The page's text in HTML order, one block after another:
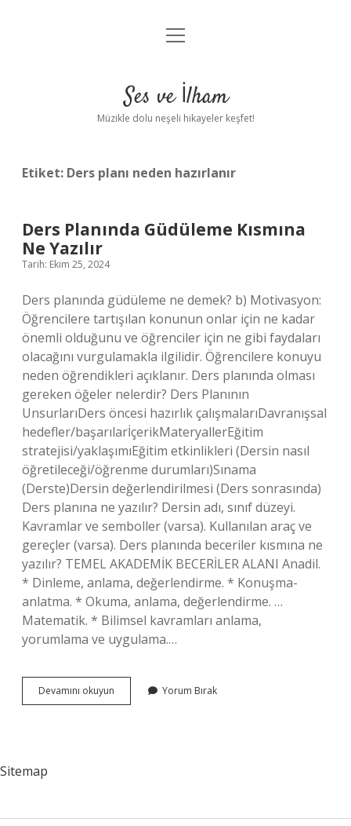
Anasayfa
Yasal Uyarı
menüyü
Ses ve İlham
Müzikle dolu neşeli hikayeler keşfet!
Etiket: Ders planı neden hazırlanır
Ders Planında Güdüleme Kısmına
Ne Yazılır
Tarih: Ekim 25, 2024
Ders planında güdüleme ne demek? b) Motivasyon:
Öğrencilere tartışılan konunun onlar için ne kadar
önemli olduğunu ve öğrenciler için ne gibi faydaları
olacağını vurgulamakla ilgilidir. Öğrencilere konuyu
neden öğrendikleri açıklanır. Ders planında olması
gereken öğeler nelerdir? Ders Planının
UnsurlarıDers öncesi hazırlık çalışmalarıDavranışsal
hedefler/başarılarİçerikMateryallerEğitim
stratejisi/yaklaşımıEğitim etkinlikleri (Dersin nasıl
öğretileceği/öğrenme durumları)Sınama
(Derste)Dersin değerlendirilmesi (Ders sonrasında)
Ders planına ne yazılır? Dersin adı, sınıf düzeyi.
Kavramlar ve semboller (varsa). Kullanılan araç ve
gereçler (varsa). Ders planında beceriler kısmına ne
yazılır? TEMEL AKADEMİK BECERİLER ALANI Anadil.
* Dinleme, anlama, değerlendirme. * Konuşma-
anlatma. * Okuma, anlama, değerlendirme. …
Matematik. * Bilimsel kavramları anlama,
yorumlama ve uygulama.…
Devamını okuyun
Planında
Yorum Bırak
Sitemap